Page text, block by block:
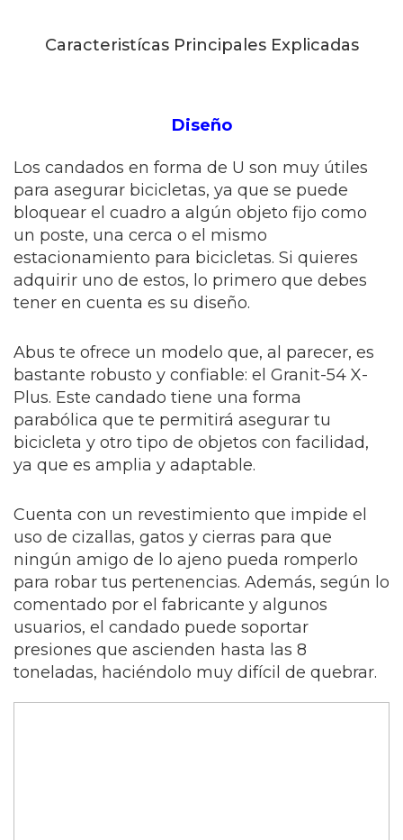
Caracteristícas Principales Explicadas
Diseño
Los candados en forma de U son muy útiles
para asegurar bicicletas, ya que se puede
bloquear el cuadro a algún objeto fijo como
un poste, una cerca o el mismo
estacionamiento para bicicletas. Si quieres
adquirir uno de estos, lo primero que debes
tener en cuenta es su diseño.
Abus te ofrece un modelo que, al parecer, es
bastante robusto y confiable: el Granit-54 X-
Plus. Este candado tiene una forma
parabólica que te permitirá asegurar tu
bicicleta y otro tipo de objetos con facilidad,
ya que es amplia y adaptable.
Cuenta con un revestimiento que impide el
uso de cizallas, gatos y cierras para que
ningún amigo de lo ajeno pueda romperlo
para robar tus pertenencias. Además, según lo
comentado por el fabricante y algunos
usuarios, el candado puede soportar
presiones que ascienden hasta las 8
toneladas, haciéndolo muy difícil de quebrar.